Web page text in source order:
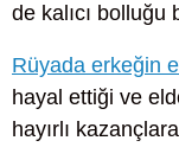
de kalıcı bolluğu
Rüyada erkeğin
hayal ettiği ve
hayırlı